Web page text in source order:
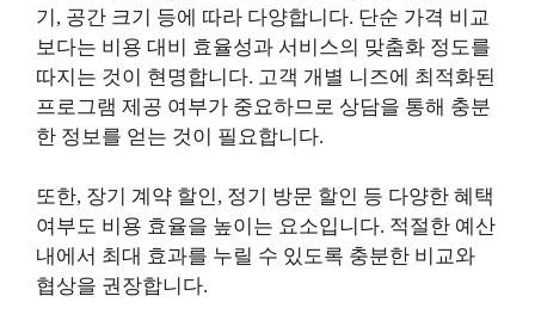
기, 공간 크기 등에 따라 다양합니다. 단순 가격 비교
보다는 비용 대비 효율성과 서비스의 맞춤화 정도를
따지는 것이 현명합니다. 고객 개별 니즈에 최적화된
프로그램 제공 여부가 중요하므로 상담을 통해 충분
한 정보를 얻는 것이 필요합니다.
또한, 장기 계약 할인, 정기 방문 할인 등 다양한 혜택
여부도 비용 효율을 높이는 요소입니다. 적절한 예산
내에서 최대 효과를 누릴 수 있도록 충분한 비교와
협상을 권장합니다.